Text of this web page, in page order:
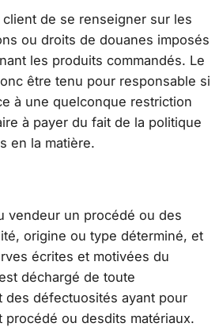
de se renseigner sur les
ou droits de douanes imposés
les produits commandés. Le
être tenu pour responsable si
à une quelconque restriction
à payer du fait de la politique
en la matière.
vendeur un procédé ou des
origine ou type déterminé, et
écrites et motivées du
déchargé de toute
des défectuosités ayant pour
ou desdits matériaux.